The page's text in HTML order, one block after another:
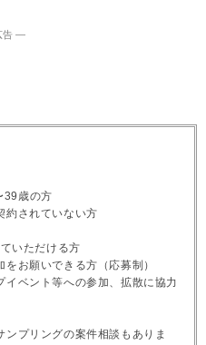
告 ―
39歳の方
約されていない方
いただける方
お願いできる方（応募制）
イベント等への参加、拡散に協力
プリングの案件相談もありま